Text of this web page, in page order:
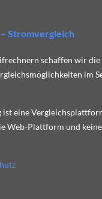
Stromvergleich
schaffen wir die
im
eine
Web-Plattform und